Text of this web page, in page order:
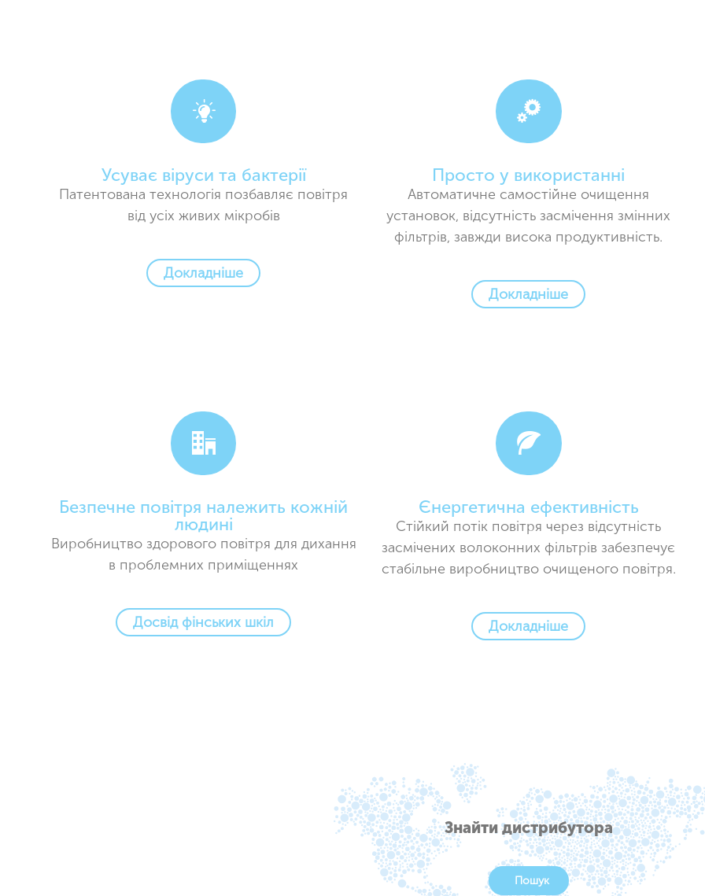
Усуває віруси та бактерії
Патентована технологія позбавляє повітря
від усіх живих мікробів
Докладніше
Просто у використанні
Автоматичне самостійне очищення
установок, відсутність засмічення змінних
фільтрів, завжди висока продуктивність.
Докладніше
Безпечне повітря належить кожній
людині
Виробництво здорового повітря для дихання
в проблемних приміщеннях
Досвід фінських шкіл
Єнергетична ефективність
Стійкий потік повітря через відсутність
засмічених волоконних фільтрів забезпечує
стабільне виробництво очищеного повітря.
Докладніше
Знайти дистрибутора
Пошук